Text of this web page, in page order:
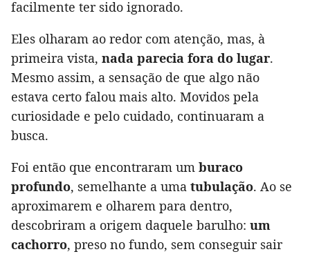
facilmente ter sido ignorado.
Eles olharam ao redor com atenção, mas, à
primeira vista, nada parecia fora do lugar.
Mesmo assim, a sensação de que algo não
estava certo falou mais alto. Movidos pela
curiosidade e pelo cuidado, continuaram a
busca.
Foi então que encontraram um buraco
profundo, semelhante a uma tubulação. Ao se
aproximarem e olharem para dentro,
descobriram a origem daquele barulho: um
cachorro, preso no fundo, sem conseguir sair